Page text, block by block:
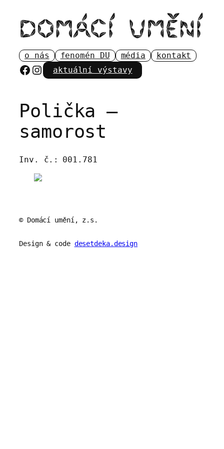
obsah
o nás fenomén DU média kontakt
Facebook
Instagram
aktuální výstavy
Polička –
samorost
Inv. č.: 001.781
© Domácí umění, z.s.
Design & code desetdeka.design